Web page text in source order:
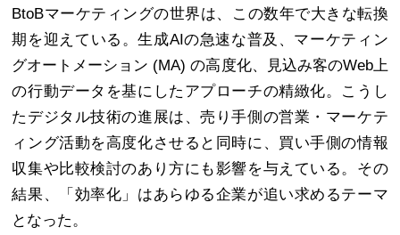
BtoBマーケティングの世界は、この数年で大きな転換
期を迎えている。生成AIの急速な普及、マーケティン
グオートメーション (MA) の高度化、見込み客のWeb上
の行動データを基にしたアプローチの精緻化。こうし
たデジタル技術の進展は、売り手側の営業・マーケテ
ィング活動を高度化させると同時に、買い手側の情報
収集や比較検討のあり方にも影響を与えている。その
結果、「効率化」はあらゆる企業が追い求めるテーマ
となった。